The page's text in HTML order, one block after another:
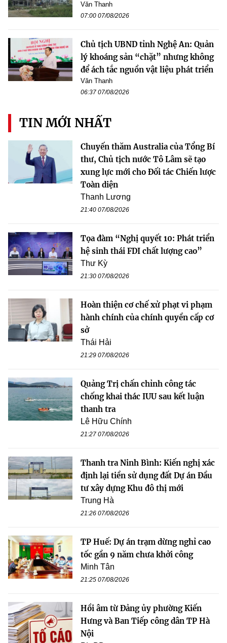
Văn Thanh
07:00 07/08/2026
Chủ tịch UBND tỉnh Nghệ An: Quản
lý khoáng sản “chặt” nhưng không
để ách tắc nguồn vật liệu phát triển
Văn Thanh
06:37 07/08/2026
TIN MỚI NHẤT
Chuyến thăm Australia của Tổng Bí
thư, Chủ tịch nước Tô Lâm sẽ tạo
xung lực mới cho Đối tác Chiến lược
Toàn diện
Thanh Lương
21:40 07/08/2026
Tọa đàm “Nghị quyết 10: Phát triển
hệ sinh thái FDI chất lượng cao”
Thư Kỳ
21:30 07/08/2026
Hoàn thiện cơ chế xử phạt vi phạm
hành chính của chính quyền cấp cơ
sở
Thái Hải
21:29 07/08/2026
Quảng Trị chấn chỉnh công tác
chống khai thác IUU sau kết luận
thanh tra
Lê Hữu Chính
21:27 07/08/2026
Thanh tra Ninh Bình: Kiến nghị xác
định lại tiền sử dụng đất Dự án Đầu
tư xây dựng Khu đô thị mới
Trung Hà
21:26 07/08/2026
TP Huế: Dự án trạm dừng nghỉ cao
tốc gần 9 năm chưa khởi công
Minh Tân
21:25 07/08/2026
Hồi âm từ Đảng ủy phường Kiến
Hưng và Ban Tiếp công dân TP Hà
Nội